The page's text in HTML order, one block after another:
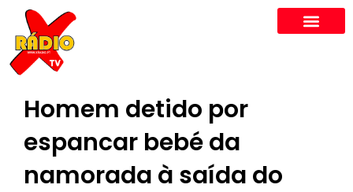
content
Homem detido por
espancar bebé da
namorada à saída do